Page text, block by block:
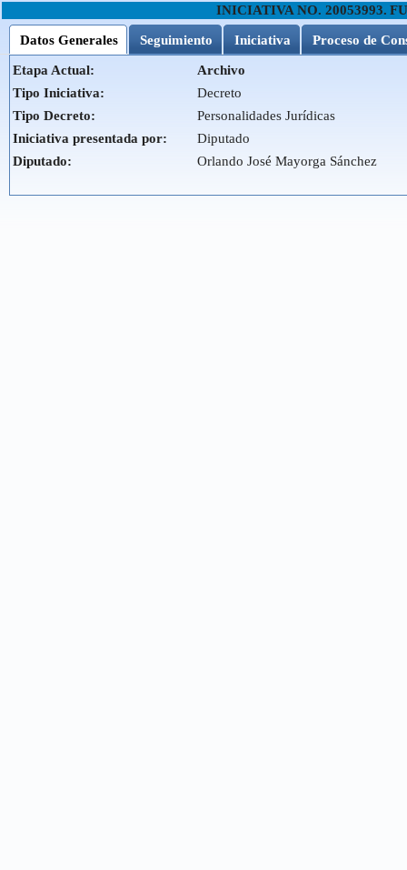
INICIATIVA NO. 20053993.
Datos Generales Seguimiento Iniciativa Proceso de
Etapa Actual:
Archivo
Tipo Iniciativa:
Decreto
Tipo Decreto:
Personalidades Jurídicas
Iniciativa presentada por:
Diputado
Diputado:
Orlando José Mayorga Sánchez